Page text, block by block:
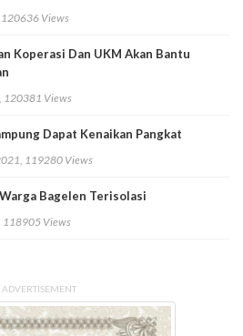
Views
Koperasi Dan UKM Akan Bantu
120381 Views
Dapat Kenaikan Pangkat
119280 Views
Bagelen Terisolasi
118905 Views
ADVERTISEMENT